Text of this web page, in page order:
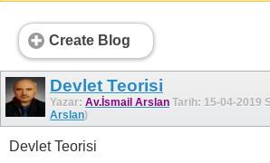
Create Blog
Devlet Teorisi
Yazar: Av.İsmail Arslan Tarih: 15-04-2019
Arslan)
Devlet Teorisi